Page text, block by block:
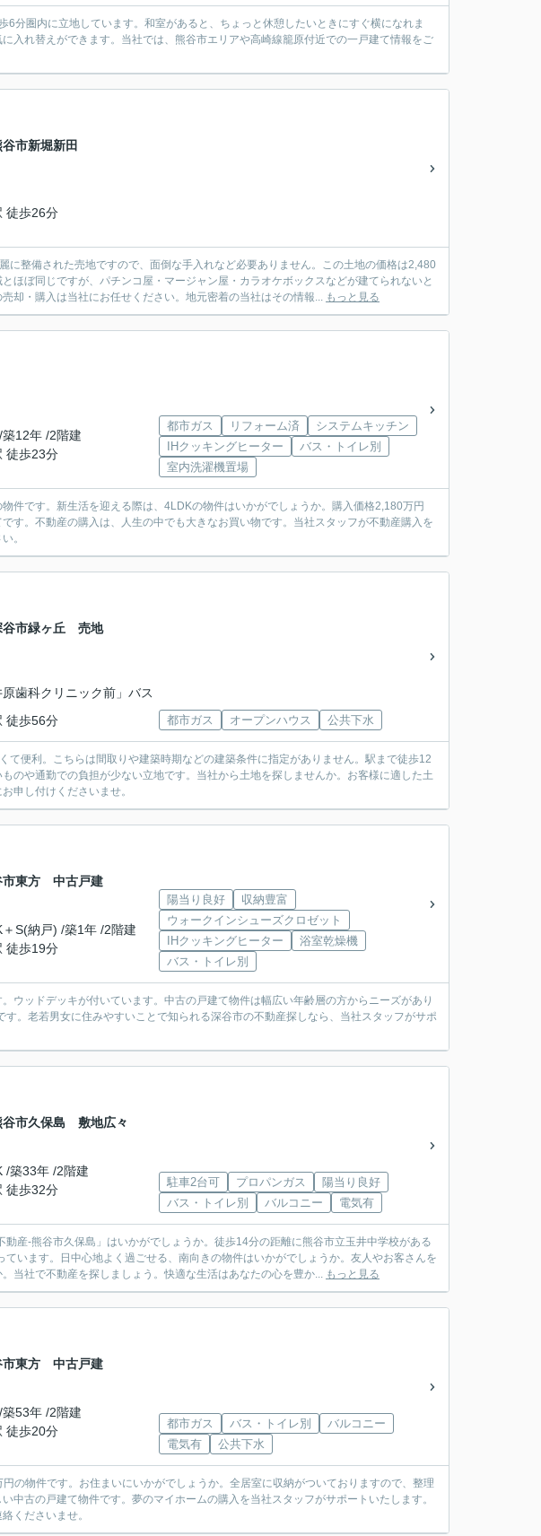
分圏内に立地しています。和室があると、ちょっと休憩したいときにすぐ横になれま
入れ替えができます。当社では、熊谷市エリアや高崎線籠原付近での一戸建て情報をご
市新堀新田
徒歩26分
に整備された売地ですので、面倒な手入れなど必要ありません。この土地の価格は2,480
ほぼ同じですが、パチンコ屋・マージャン屋・カラオケボックスなどが建てられないと
却・購入は当社にお任せください。地元密着の当社はその情報... もっと見る
12年 /2階建
徒歩23分
都市ガス リフォーム済
システムキッチン
IHクッキングヒーター
バス・トイレ別
室内洗濯機置場
件です。新生活を迎える際は、4LDKの物件はいかがでしょうか。購入価格2,180万円
す。不動産の購入は、人生の中でも大きなお買い物です。当社スタッフが不動産購入を
。
市緑ヶ丘 売地
歯科クリニック前」バス
徒歩56分 都市ガス オープンハウス 公共下水
便利。こちらは間取りや建築時期などの建築条件に指定がありません。駅まで徒歩12
のや通勤での負担が少ない立地です。当社から土地を探しませんか。お客様に適した土
申し付けくださいませ。
市東方 中古戸建
S(納戸) /築1年 /2階建
徒歩19分
陽当り良好
収納豊富
ウォークインシューズクロゼット
IHクッキングヒーター
浴室乾燥機
バス・トイレ別
ウッドデッキが付いています。中古の戸建て物件は幅広い年齢層の方からニーズがあり
。老若男女に住みやすいことで知られる深谷市の不動産探しなら、当社スタッフがサポ
市久保島 敷地広々
/築33年 /2階建
徒歩32分
駐車2台可 プロパンガス
陽当り良好
バス・トイレ別
バルコニー 電気有
産-熊谷市久保島」はいかがでしょうか。徒歩14分の距離に熊谷市立玉井中学校がある
います。日中心地よく過ごせる、南向きの物件はいかがでしょうか。友人やお客さんを
当社で不動産を探しましょう。快適な生活はあなたの心を豊か... もっと見る
市東方 中古戸建
53年 /2階建
徒歩20分
都市ガス バス・トイレ別
バルコニー
電気有
公共下水
の物件です。お住まいにいかがでしょうか。全居室に収納がついておりますので、整理
中古の戸建て物件です。夢のマイホームの購入を当社スタッフがサポートいたします。
くださいませ。